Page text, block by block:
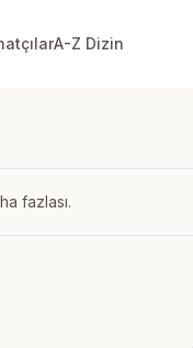
A-Z Dizin
fazlası.